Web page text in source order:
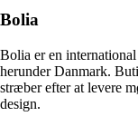
Bolia
Bolia er en
herunder Danmark.
stræber efter at levere
design.